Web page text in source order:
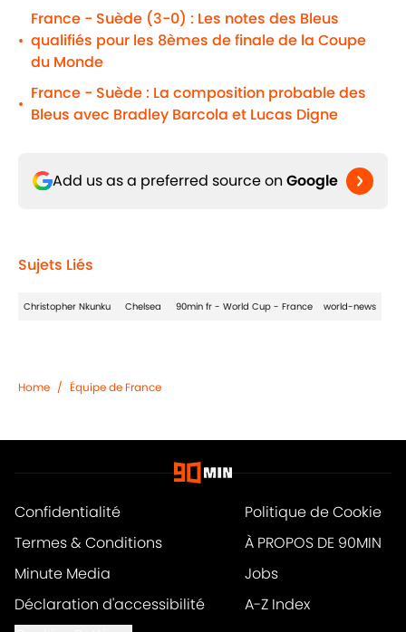
•
France - Suède (3-0) : Les notes des Bleus
qualifiés pour les 8èmes de finale de la Coupe
du Monde
•
France - Suède : La composition probable des
Bleus avec Bradley Barcola et Lucas Digne
Add us as a preferred source on Google
Sujets Liés
Christopher Nkunku Chelsea 90min fr - World Cup - France world-news
Home / Équipe de France
Confidentialité
Politique de Cookie
Termes & Conditions
À PROPOS DE 90MIN
Minute Media
Jobs
Déclaration d'accessibilité
A-Z Index